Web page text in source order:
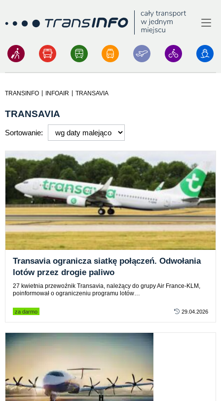
Logo Menu
TRANSINFO INFOAIR TRANSAVIA
TRANSAVIA
Sortowanie:
Transavia ogranicza siatkę połączeń. Odwołania
lotów przez drogie paliwo
27 kwietnia przewoźnik Transavia, należący do grupy Air France-KLM,
poinformował o ograniczeniu programu lotów…
za darmo 29.04.2026